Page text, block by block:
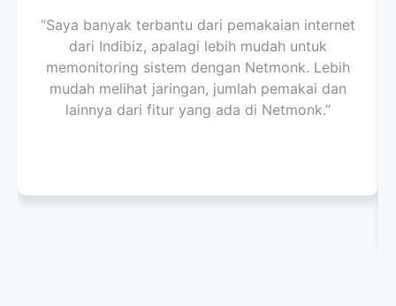
“Saya banyak terbantu dari pemakaian internet
dari Indibiz, apalagi lebih mudah untuk
memonitoring sistem dengan Netmonk. Lebih
mudah melihat jaringan, jumlah pemakai dan
lainnya dari fitur yang ada di Netmonk.”